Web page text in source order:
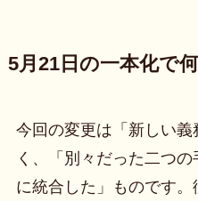
5月21日の一本化で
今回の変更は「新しい
く、「別々だった二つ
に統合した」ものです